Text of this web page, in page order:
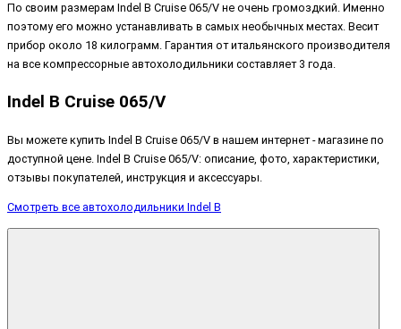
По своим размерам Indel B Cruise 065/V не очень громоздкий. Именно
поэтому его можно устанавливать в самых необычных местах. Весит
прибор около 18 килограмм. Гарантия от итальянского производителя
на все компрессорные автохолодильники составляет 3 года.
Indel B Cruise 065/V
Вы можете купить Indel B Cruise 065/V в нашем интернет - магазине по
доступной цене. Indel B Cruise 065/V: описание, фото, характеристики,
отзывы покупателей, инструкция и аксессуары.
Смотреть все автохолодильники Indel B